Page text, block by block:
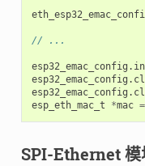
// ...
esp32_emac_config .
esp32_emac_config .
esp32_emac_config .
esp_eth_mac_t
*mac =
SPI-Ethernet 模